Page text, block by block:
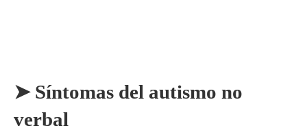
➤ Síntomas del autismo no
verbal